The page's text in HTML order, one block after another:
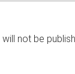
not be